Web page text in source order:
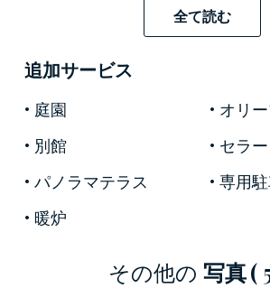
な16世紀の家は、ルネ
を見下ろし、周囲の素晴らしい景
とができます。
完全にフェンスで囲まれ、多くの
上の敷地に囲まれています。ルネ
の井戸といくつかの魅力的な鉢植
一部を飾っています。
全て読む
追加サービス
庭園
オリ
別館
セラー
パノラマテラス
専用
暖炉
その他の 写真(